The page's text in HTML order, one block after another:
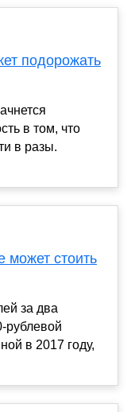
подорожать
в том, что
в разы.
может стоить
за два
рублевой
в 2017 году,